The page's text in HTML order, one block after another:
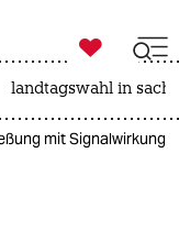

taz zahl ich
landtagswahl in
mit Signalwirkung